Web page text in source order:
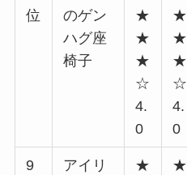
位
のゲン
ハグ座
椅子
★
★
★
☆
4.
0
★
★
★
☆
4.
0
9
アイリ
★
★